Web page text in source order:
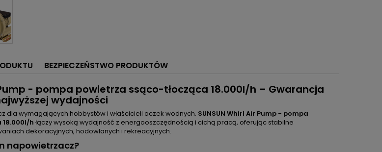
BEZPIECZEŃSTWO PRODUKTÓW
Pump - pompa powietrza ssąco-tłocząca 18.000l/h – Gwarancja
wydajności
dla wymagających hobbystów i właścicieli oczek wodnych. SUNSUN Whirl Air Pump - pompa
h łączy wysoką wydajność z energooszczędnością i cichą pracą, oferując stabilne
dekoracyjnych, hodowlanych i rekreacyjnych.
napowietrzacz?